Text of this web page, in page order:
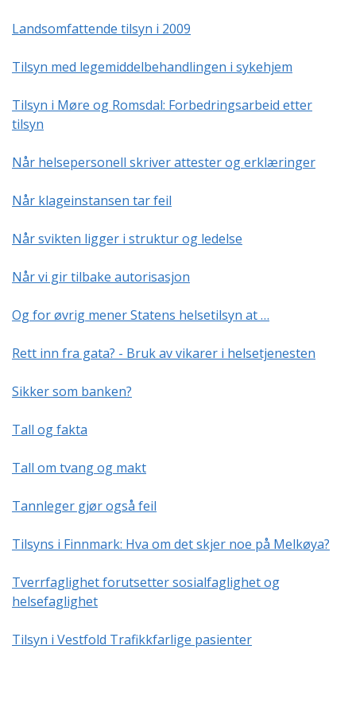
Landsomfattende tilsyn i 2009
Tilsyn med legemiddelbehandlingen i sykehjem
Tilsyn i Møre og Romsdal: Forbedringsarbeid etter
tilsyn
Når helsepersonell skriver attester og erklæringer
Når klageinstansen tar feil
Når svikten ligger i struktur og ledelse
Når vi gir tilbake autorisasjon
Og for øvrig mener Statens helsetilsyn at …
Rett inn fra gata? - Bruk av vikarer i helsetjenesten
Sikker som banken?
Tall og fakta
Tall om tvang og makt
Tannleger gjør også feil
Tilsyns i Finnmark: Hva om det skjer noe på Melkøya?
Tverrfaglighet forutsetter sosialfaglighet og
helsefaglighet
Tilsyn i Vestfold Trafikkfarlige pasienter